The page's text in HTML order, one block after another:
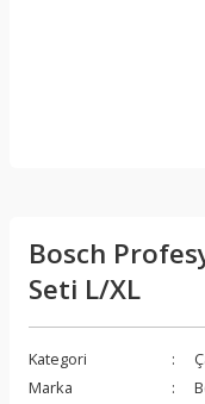
Bosch
Seti L/XL
Kategori
Marka